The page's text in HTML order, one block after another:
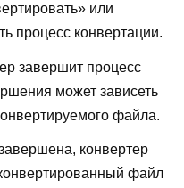
или
процесс конвертации.
завершит процесс
может зависеть
файла.
конвертер
файл